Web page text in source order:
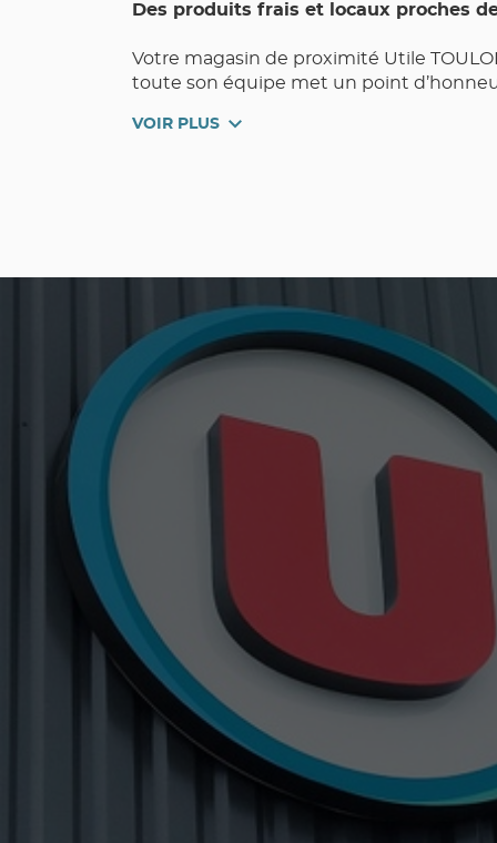
Des produits frais et locaux proches
Votre magasin de proximité Utile
toute son équipe met un point
VOIR PLUS